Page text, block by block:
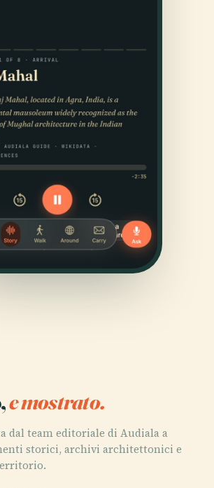
e mostrato.
dal team editoriale di Audiala a
storici, archivi architettonici e